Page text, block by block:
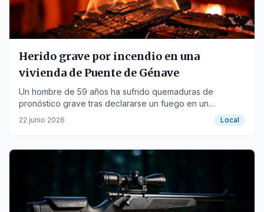
Herido grave por incendio en una
vivienda de Puente de Génave
Un hombre de 59 años ha sufrido quemaduras de
pronóstico grave tras declararse un fuego en un
inmueble de la calle Viviendas Protegidas.
22 junio 2026 Local